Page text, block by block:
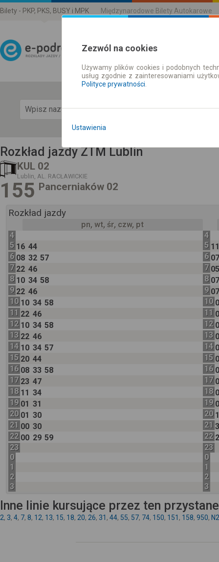
Bilety - PKP, PKS, BUSY i MPK Międzynarodowe Bilety Autokarowe
Rozkład Jazdy | Bilety
Rozkład jazdy ZTM Lublin
KUL 02
Lublin, AL. RACŁAWICKIE
155 Pancerniaków 02
Rozkład jazdy
pn, wt, śr, czw, pt
4
5 16 44
6 08 32 57
7 22 46
8 10 34 58
9 22 46
10 10 34 58
11 22 46
12 10 34 58
13 22 46
14 10 34 57
15 20 44
16 08 33 58
17 23 47
18 11 34
19 01 31
20 01 30
21 00 30
22 00 29 59
23
0
1
2
3
4
5
6
7
8
9
10
11
12
13
14
15
16
17
18
19
20
21
22
23
0
1
2
3
Inne linie kursujące przez ten
2, 3, 4, 7, 8, 12, 13, 15, 18, 20, 26, 31 , 44, 55, 57, 74, 150, 151 , 158, 950, N2
Zezwól na cookies
Używamy plików cookies i podobnych
usług zgodnie z zainteresowaniami
Polityce prywatności
Ustawienia